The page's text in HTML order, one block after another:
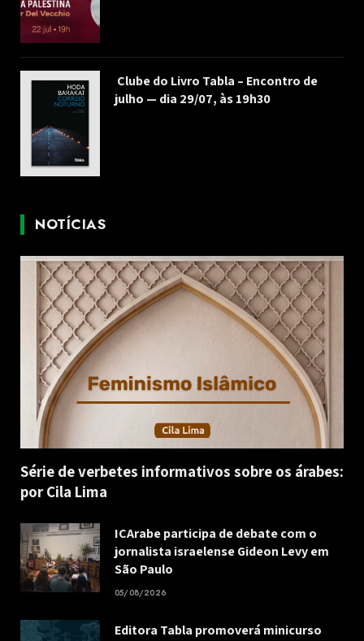
Clube do Livro Tabla – Encontro de
julho — dia 29/07, às 19h30
NOTÍCIAS
Série de verbetes informativos sobre os árabes:
por Cila Lima
ICArabe participa de debate com o
jornalista israelense Gideon Levy em
São Paulo
05/08/2026
Editora Tabla promoverá minicurso